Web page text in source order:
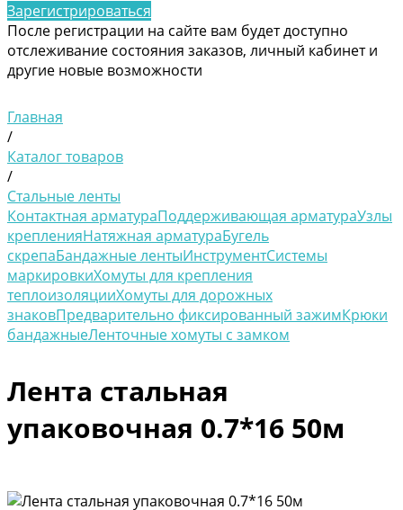
Зарегистрироваться
После регистрации на сайте вам будет доступно
отслеживание состояния заказов, личный кабинет и
другие новые возможности
Главная
/
Каталог товаров
/
Стальные ленты
Контактная арматураПоддерживающая арматураУзлы
крепленияНатяжная арматураБугель
скрепаБандажные лентыИнструментСистемы
маркировкиХомуты для крепления
теплоизоляцииХомуты для дорожных
знаковПредварительно фиксированный зажимКрюки
бандажныеЛенточные хомуты с замком
Лента стальная
упаковочная 0.7*16 50м